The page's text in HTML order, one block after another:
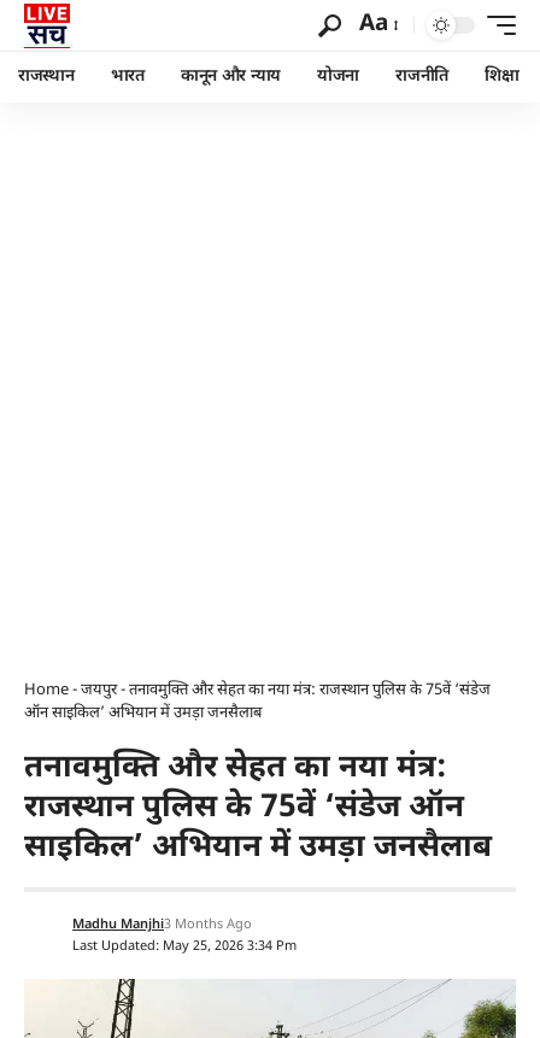
Aa
राजस्थान भारत कानून और न्याय योजना राजनीति शिक्षा
Home-जयपुर-तनावमुक्ति और सेहत का नया मंत्र: राजस्थान पुलिस के 75वें ‘संडेज
ऑन साइकिल’ अभियान में उमड़ा जनसैलाब
तनावमुक्ति और सेहत का नया मंत्र:
राजस्थान पुलिस के 75वें ‘संडेज ऑन
साइकिल’ अभियान में उमड़ा जनसैलाब
Last Updated: May 25, 2026 3:34 Pm
Madhu Manjhi3 Months Ago